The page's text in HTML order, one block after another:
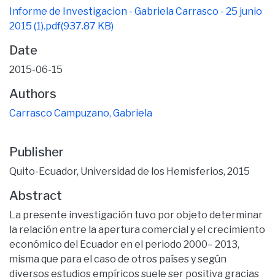
Informe de Investigacion - Gabriela Carrasco - 25 junio
2015 (1).pdf(937.87 KB)
Date
2015-06-15
Authors
Carrasco Campuzano, Gabriela
Publisher
Quito-Ecuador, Universidad de los Hemisferios, 2015
Abstract
La presente investigación tuvo por objeto determinar
la relación entre la apertura comercial y el crecimiento
económico del Ecuador en el periodo 2000– 2013,
misma que para el caso de otros países y según
diversos estudios empíricos suele ser positiva gracias